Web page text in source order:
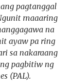
pagtanggal
maaaring
na
ayaw pa ring
sa nakaraang
pagbitiw ng
(PAL).